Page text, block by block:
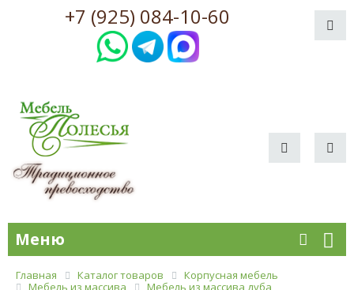
+7 (925) 084-10-60
Меню
Главная Каталог товаров
Корпусная мебель
Мебель из массива
Мебель из массива дуба